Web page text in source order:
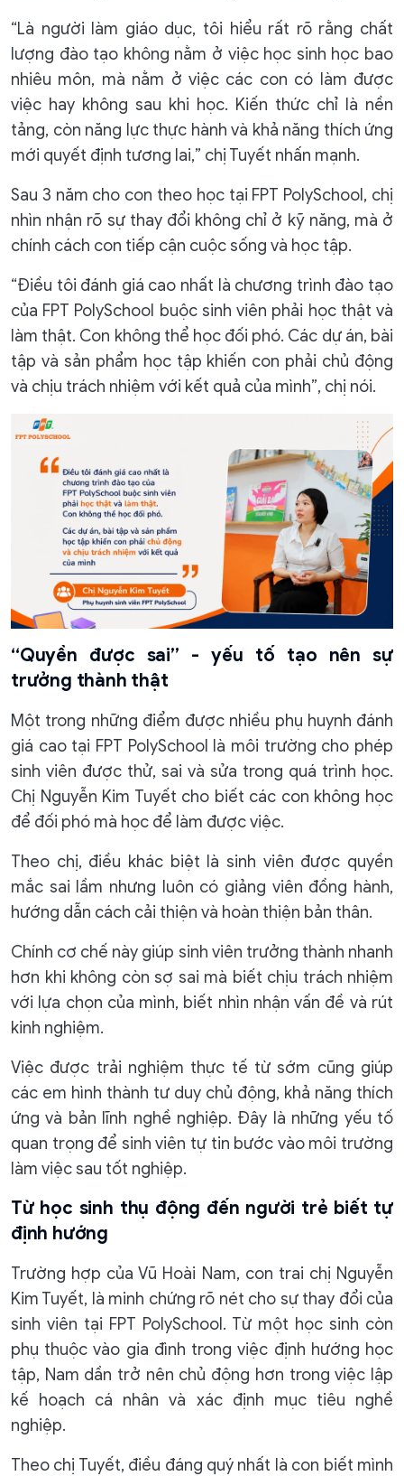
“Là người làm giáo dục, tôi hiểu rất rõ rằng chất
lượng đào tạo không nằm ở việc học sinh học bao
nhiêu môn, mà nằm ở việc các con có làm được
việc hay không sau khi học. Kiến thức chỉ là nền
tảng, còn năng lực thực hành và khả năng thích ứng
mới quyết định tương lai,” chị Tuyết nhấn mạnh.
Sau 3 năm cho con theo học tại FPT PolySchool, chị
nhìn nhận rõ sự thay đổi không chỉ ở kỹ năng, mà ở
chính cách con tiếp cận cuộc sống và học tập.
“Điều tôi đánh giá cao nhất là chương trình đào tạo
của FPT PolySchool buộc sinh viên phải học thật và
làm thật. Con không thể học đối phó. Các dự án, bài
tập và sản phẩm học tập khiến con phải chủ động
và chịu trách nhiệm với kết quả của mình”, chị nói.
“Quyền được sai” - yếu tố tạo nên sự
trưởng thành thật
Một trong những điểm được nhiều phụ huynh đánh
giá cao tại FPT PolySchool là môi trường cho phép
sinh viên được thử, sai và sửa trong quá trình học.
Chị Nguyễn Kim Tuyết cho biết các con không học
để đối phó mà học để làm được việc.
Theo chị, điều khác biệt là sinh viên được quyền
mắc sai lầm nhưng luôn có giảng viên đồng hành,
hướng dẫn cách cải thiện và hoàn thiện bản thân.
Chính cơ chế này giúp sinh viên trưởng thành nhanh
hơn khi không còn sợ sai mà biết chịu trách nhiệm
với lựa chọn của mình, biết nhìn nhận vấn đề và rút
kinh nghiệm.
Việc được trải nghiệm thực tế từ sớm cũng giúp
các em hình thành tư duy chủ động, khả năng thích
ứng và bản lĩnh nghề nghiệp. Đây là những yếu tố
quan trọng để sinh viên tự tin bước vào môi trường
làm việc sau tốt nghiệp.
Từ học sinh thụ động đến người trẻ biết tự
định hướng
Trường hợp của Vũ Hoài Nam, con trai chị Nguyễn
Kim Tuyết, là minh chứng rõ nét cho sự thay đổi của
sinh viên tại FPT PolySchool. Từ một học sinh còn
phụ thuộc vào gia đình trong việc định hướng học
tập, Nam dần trở nên chủ động hơn trong việc lập
kế hoạch cá nhân và xác định mục tiêu nghề
nghiệp.
Theo chị Tuyết, điều đáng quý nhất là con biết mình